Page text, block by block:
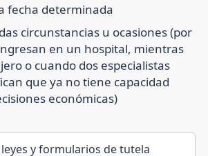
fecha determinada
circunstancias u ocasiones (por
en un hospital, mientras
o cuando dos especialistas
que ya no tiene capacidad
económicas)
y formularios de tutela